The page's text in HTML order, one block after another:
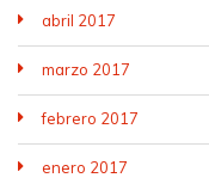
abril 2017
marzo 2017
febrero 2017
enero 2017